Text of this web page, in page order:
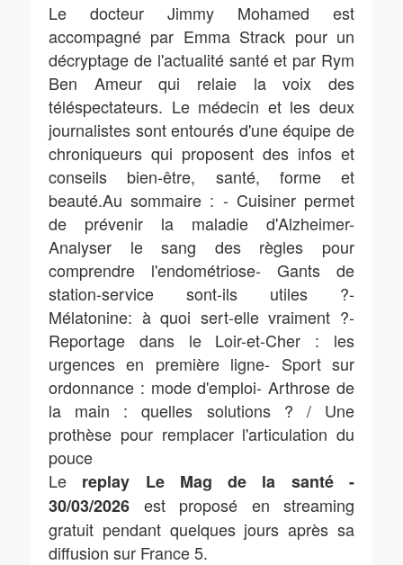
Le docteur Jimmy Mohamed est
accompagné par Emma Strack pour un
décryptage de l'actualité santé et par Rym
Ben Ameur qui relaie la voix des
téléspectateurs. Le médecin et les deux
journalistes sont entourés d'une équipe de
chroniqueurs qui proposent des infos et
conseils bien-être, santé, forme et
beauté.Au sommaire : - Cuisiner permet
de prévenir la maladie d'Alzheimer-
Analyser le sang des règles pour
comprendre l'endométriose- Gants de
station-service sont-ils utiles ?-
Mélatonine: à quoi sert-elle vraiment ?-
Reportage dans le Loir-et-Cher : les
urgences en première ligne- Sport sur
ordonnance : mode d'emploi- Arthrose de
la main : quelles solutions ? / Une
prothèse pour remplacer l'articulation du
pouce
Le replay Le Mag de la santé -
30/03/2026 est proposé en streaming
gratuit pendant quelques jours après sa
diffusion sur France 5.